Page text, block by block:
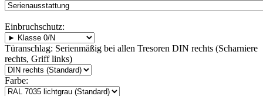
Einbruchschutz:
Türanschlag: Serienmäßig bei allen Tresoren DIN rechts (Scharniere
rechts, Griff links)
Farbe: